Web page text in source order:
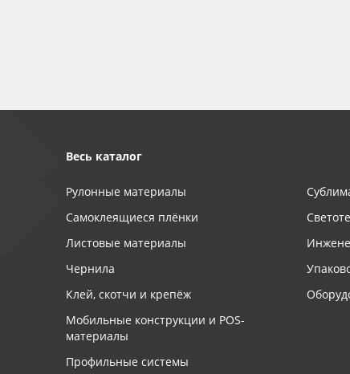
Весь каталог
Рулонные материалы
Самоклеящиеся плёнки
Листовые материалы
Чернила
Клей, скотчи и крепёж
Мобильные конструкции и POS-
материалы
Профильные системы